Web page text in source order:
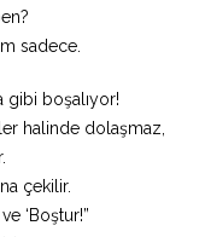
sadece.
gibi boşalıyor!
halinde dolaşmaz,
çekilir.
‘Boştur!”